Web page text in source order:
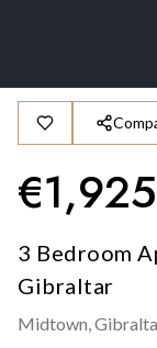
€
3 Bedroom
Gibraltar
Midtown,